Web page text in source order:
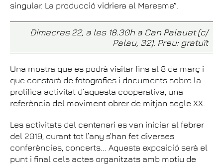
singular. La producció vidriera al Maresme”.
Dimecres 22, a les 18.30h a Can Palauet (c/
Palau, 32). Preu: gratuït
Una mostra que es podrà visitar fins al 8 de març i
que constarà de fotografies i documents sobre la
prolífica activitat d’aquesta cooperativa, una
referència del moviment obrer de mitjan segle XX.
Les activitats del centenari es van iniciar al febrer
del 2019, durant tot l’any s’han fet diverses
conferències, concerts... Aquesta exposició serà el
punt i final dels actes organitzats amb motiu de